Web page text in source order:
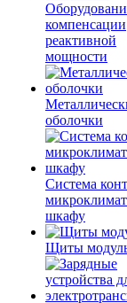
компенсации
реактивной
мощности
оболочки
Система
шкафу
Щиты